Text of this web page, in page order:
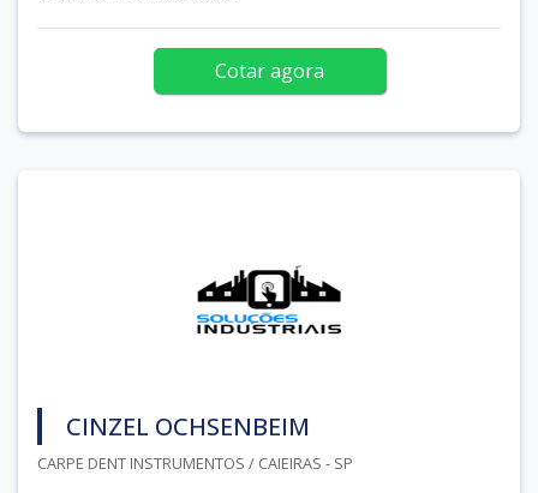
Cotar agora
CINZEL OCHSENBEIM
CARPE DENT INSTRUMENTOS / CAIEIRAS - SP